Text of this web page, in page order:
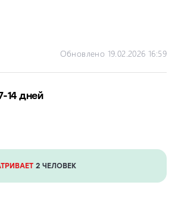
Обновлено 19.02.2026 16:59
14 дней
2 ЧЕЛОВЕК